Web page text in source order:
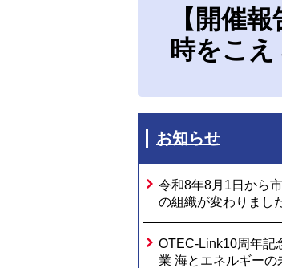
【開催
時をこ
お知らせ
令和8年8月1日から
の組織が変わりまし
OTEC-Link10周年記
業 海とエネルギーの